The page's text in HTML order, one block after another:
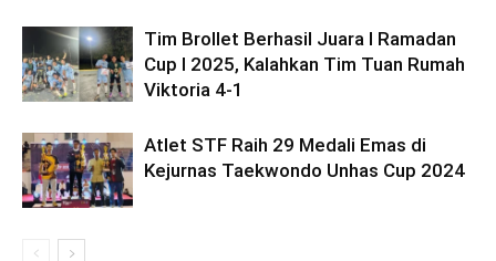
Tim Brollet Berhasil Juara I Ramadan
Cup I 2025, Kalahkan Tim Tuan Rumah
Viktoria 4-1
Atlet STF Raih 29 Medali Emas di
Kejurnas Taekwondo Unhas Cup 2024